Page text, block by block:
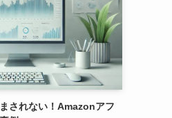
されない！Amazonアフ